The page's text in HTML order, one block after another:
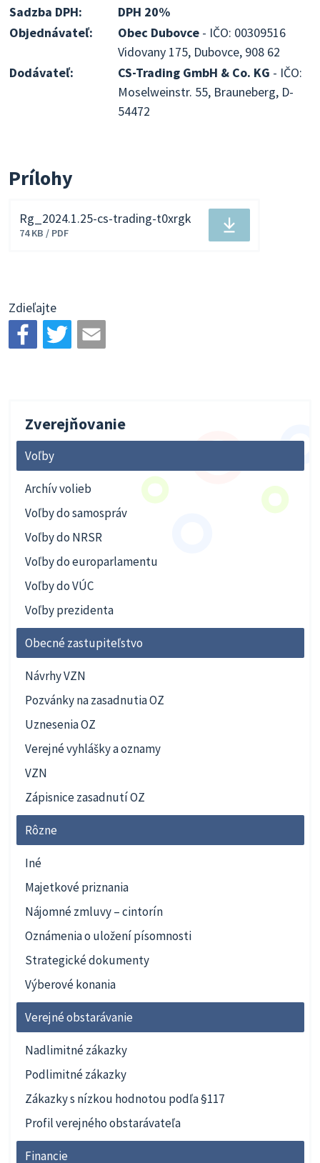
Sadzba DPH:
DPH 20%
Objednávateľ:
Obec Dubovce - IČO: 00309516
Vidovany 175, Dubovce, 908 62
Dodávateľ:
CS-Trading GmbH & Co. KG - IČO:
Moselweinstr. 55, Brauneberg, D-
54472
Prílohy
Stiahnuť
Rg_2024.1.25-cs-trading-t0xrgk
74 KB / PDF
Zdieľajte
Zverejňovanie
Voľby
Archív volieb
Voľby do samospráv
Voľby do NRSR
Voľby do europarlamentu
Voľby do VÚC
Voľby prezidenta
Obecné zastupiteľstvo
Návrhy VZN
Pozvánky na zasadnutia OZ
Uznesenia OZ
Verejné vyhlášky a oznamy
VZN
Zápisnice zasadnutí OZ
Rôzne
Iné
Majetkové priznania
Nájomné zmluvy – cintorín
Oznámenia o uložení písomnosti
Strategické dokumenty
Výberové konania
Verejné obstarávanie
Nadlimitné zákazky
Podlimitné zákazky
Zákazky s nízkou hodnotou podľa §117
Profil verejného obstarávateľa
Financie